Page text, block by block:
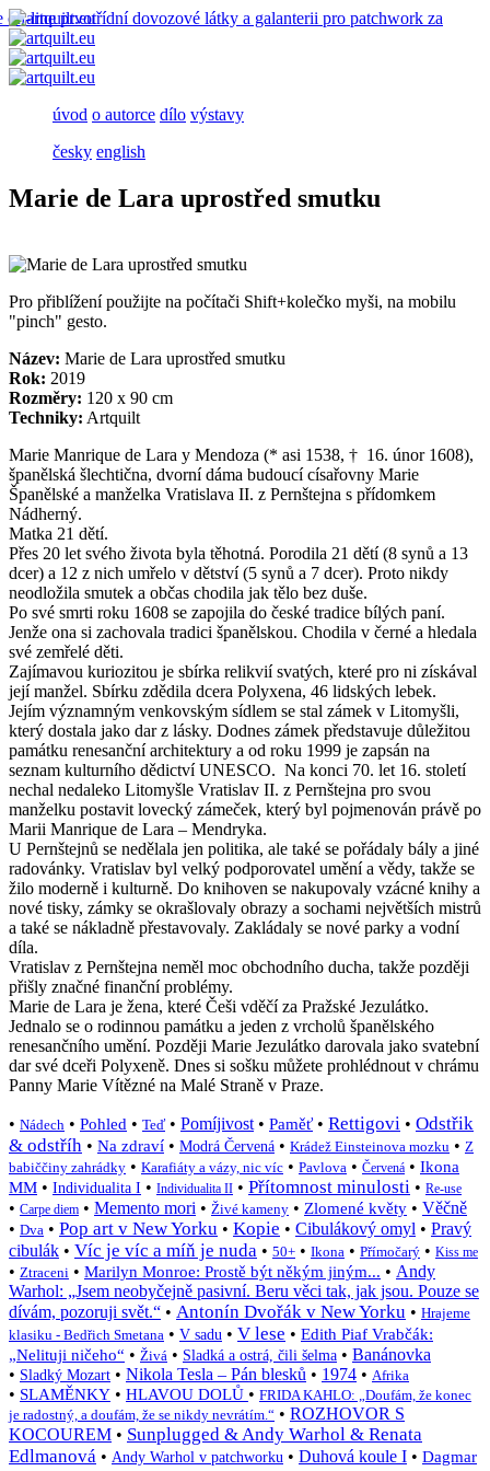
úvod o autorce dílo výstavy
česky english
Marie de Lara uprostřed smutku
Pro přiblížení použijte na počítači Shift+kolečko myši, na mobilu
"pinch" gesto.
Název: Marie de Lara uprostřed smutku
Rok: 2019
Rozměry: 120 x 90 cm
Techniky: Artquilt
Marie Manrique de Lara y Mendoza (* asi 1538, † 16. únor 1608),
španělská šlechtična, dvorní dáma budoucí císařovny Marie
Španělské a manželka Vratislava II. z Pernštejna s přídomkem
Nádherný.
Matka 21 dětí.
Přes 20 let svého života byla těhotná. Porodila 21 dětí (8 synů a 13
dcer) a 12 z nich umřelo v dětství (5 synů a 7 dcer). Proto nikdy
neodložila smutek a občas chodila jak tělo bez duše.
Po své smrti roku 1608 se zapojila do české tradice bílých paní.
Jenže ona si zachovala tradici španělskou. Chodila v černé a hledala
své zemřelé děti.
Zajímavou kuriozitou je sbírka relikvií svatých, které pro ni získával
její manžel. Sbírku zdědila dcera Polyxena, 46 lidských lebek.
Jejím významným venkovským sídlem se stal zámek v Litomyšli,
který dostala jako dar z lásky. Dodnes zámek představuje důležitou
památku renesanční architektury a od roku 1999 je zapsán na
seznam kulturního dědictví UNESCO. Na konci 70. let 16. století
nechal nedaleko Litomyšle Vratislav II. z Pernštejna pro svou
manželku postavit lovecký zámeček, který byl pojmenován právě po
Marii Manrique de Lara – Mendryka.
U Pernštejnů se nedělala jen politika, ale také se pořádaly bály a jiné
radovánky. Vratislav byl velký podporovatel umění a vědy, takže se
žilo moderně i kulturně. Do knihoven se nakupovaly vzácné knihy a
nové tisky, zámky se okrašlovaly obrazy a sochami největších mistrů
a také se nákladně přestavovaly. Zakládaly se nové parky a vodní
díla.
Vratislav z Pernštejna neměl moc obchodního ducha, takže později
přišly značné finanční problémy.
Marie de Lara je žena, které Češi vděčí za Pražské Jezulátko.
Jednalo se o rodinnou památku a jeden z vrcholů španělského
renesančního umění. Později Marie Jezulátko darovala jako svatební
dar své dceři Polyxeně. Dnes si sošku můžete prohlédnout v chrámu
Panny Marie Vítězné na Malé Straně v Praze.
• Nádech • Pohled • Teď• Pomíjivost • Paměť • Rettigovi • Odstřik
& odstříh • Na zdraví • Modrá Červená • Krádež Einsteinova mozku • Z
babiččiny zahrádky • Karafiáty a vázy, nic víc • Pavlova • Červená • Ikona
MM • Individualita I • Individualita II • Přítomnost minulosti • Re-use
• Carpe diem • Memento mori • Živé kameny • Zlomené květy • Věčně
• Dva • Pop art v New Yorku • Kopie • Cibulákový omyl • Pravý
cibulák • Víc je víc a míň je nuda • 50+ • Ikona • Přímočarý • Kiss me
• Ztraceni • Marilyn Monroe: Prostě být někým jiným... • Andy
Warhol: „Jsem neobyčejně pasivní. Beru věci tak, jak jsou. Pouze se
dívám, pozoruji svět.“ • Antonín Dvořák v New Yorku • Hrajeme
klasiku - Bedřich Smetana • V sadu • V lese • Edith Piaf Vrabčák:
„Nelituji ničeho“ • Živá • Sladká a ostrá, čili šelma • Banánovka
• Sladký Mozart • Nikola Tesla – Pán blesků • 1974 • Afrika
• SLAMĚNKY • HLAVOU DOLŮ • FRIDA KAHLO: „Doufám, že konec
je radostný, a doufám, že se nikdy nevrátím.“ • ROZHOVOR S
KOCOUREM • Sunplugged & Andy Warhol & Renata
Edlmanová • Andy Warhol v patchworku • Duhová koule I • Dagmar